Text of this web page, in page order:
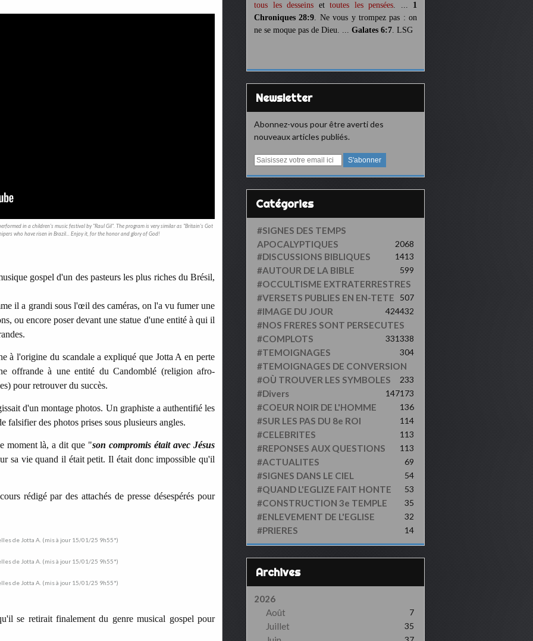
in a children's music festival by "Raul Gil". The program is very similar as "Britain's Got
who have risen in Brazil... Enjoy it, for the honor and glory of God!
gospel d'un des pasteurs les plus riches du Brésil,
il a grandi sous l'œil des caméras, on l'a vu fumer une
ou encore poser devant une statue d'une entité à qui il
à l'origine du scandale a expliqué que Jotta A en perte
offrande à une entité du Candomblé (religion afro-
pour retrouver du succès.
d'un montage photos. Un graphiste a authentifié les
des photos prises sous plusieurs angles.
moment là, a dit que "son compromis était avec Jésus
sa vie quand il était petit. Il était donc impossible qu'il
rédigé par des attachés de presse désespérés pour
se retirait finalement du genre musical gospel pour
tous les desseins et toutes les pensées. ... 1
Chroniques 28:9. Ne vous y trompez pas : on
ne se moque pas de Dieu. ... Galates 6:7. LSG
Newsletter
Abonnez-vous pour être averti des
nouveaux articles publiés.
E
a
i
Catégories
#SIGNES DES TEMPS
APOCALYPTIQUES 2068
#DISCUSSIONS BIBLIQUES 1413
#AUTOUR DE LA BIBLE 599
#OCCULTISME EXTRATERRESTRES
507
#VERSETS PUBLIES EN EN-TETE
432
#IMAGE DU JOUR 424
#NOS FRERES SONT PERSECUTES
338
#COMPLOTS 331
#TEMOIGNAGES 304
#TEMOIGNAGES DE CONVERSION
233
#OÙ TROUVER LES SYMBOLES
173
#Divers 147
#COEUR NOIR DE L'HOMME 136
#SUR LES PAS DU 8e ROI 114
#CELEBRITES 113
#REPONSES AUX QUESTIONS 113
#ACTUALITES 69
#SIGNES DANS LE CIEL 54
#QUAND L'EGLIZE FAIT HONTE 53
#CONSTRUCTION 3e TEMPLE 35
#ENLEVEMENT DE L'EGLISE 32
#PRIERES 14
Archives
2026
Août
7
Juillet 35